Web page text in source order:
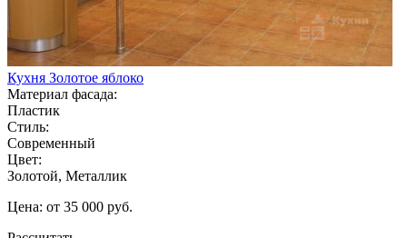
Кухня Золотое яблоко
Материал фасада:
Пластик
Стиль:
Современный
Цвет:
Золотой, Металлик
Цена: от 35 000 руб.